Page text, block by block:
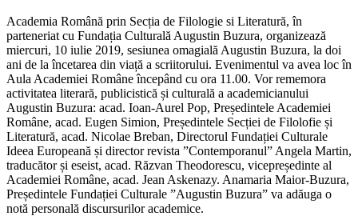
5
iulie
20195
iulie
2019
Academia Română prin Secția de Filologie si Literatură, în
parteneriat cu Fundația Culturală Augustin Buzura, organizează
miercuri, 10 iulie 2019, sesiunea omagială Augustin Buzura, la doi
ani de la încetarea din viață a scriitorului. Evenimentul va avea loc în
Aula Academiei Române începând cu ora 11.00. Vor rememora
activitatea literară, publicistică și culturală a academicianului
Augustin Buzura: acad. Ioan-Aurel Pop, Președintele Academiei
Române, acad. Eugen Simion, Președintele Secției de Filolofie și
Literatură, acad. Nicolae Breban, Directorul Fundației Culturale
Ideea Europeană și director revista ”Contemporanul” Angela Martin,
traducător și eseist, acad. Răzvan Theodorescu, vicepreședinte al
Academiei Române, acad. Jean Askenazy. Anamaria Maior-Buzura,
Președintele Fundației Culturale ”Augustin Buzura” va adăuga o
notă personală discursurilor academice.